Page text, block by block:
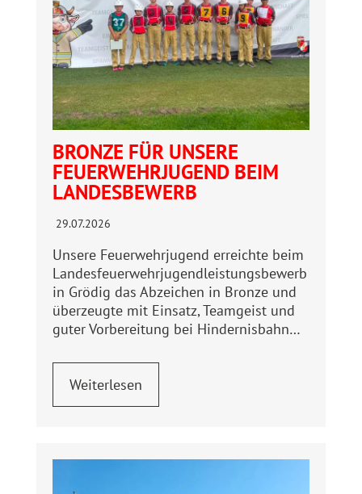
BRONZE FÜR UNSERE
FEUERWEHRJUGEND BEIM
LANDESBEWERB
29.07.2026
Unsere Feuerwehrjugend erreichte beim
Landesfeuerwehrjugendleistungsbewerb
in Grödig das Abzeichen in Bronze und
überzeugte mit Einsatz, Teamgeist und
guter Vorbereitung bei Hindernisbahn…
Weiterlesen